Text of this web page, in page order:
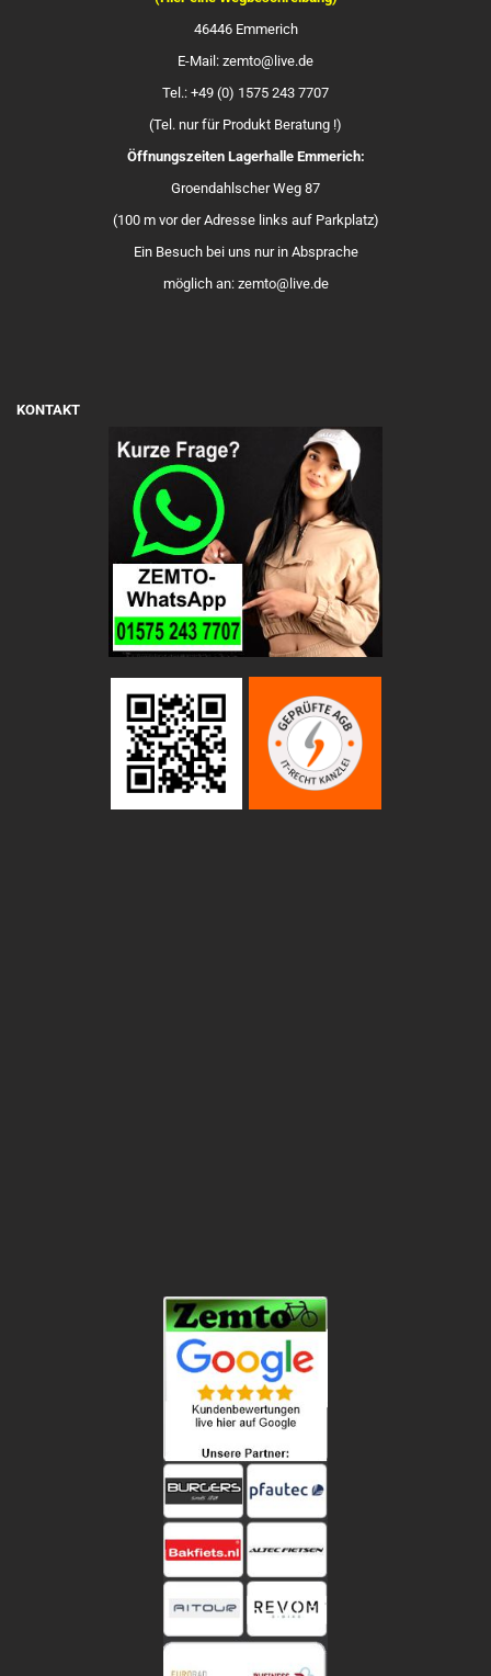
46446 Emmerich
E-Mail: zemto@live.de
Tel.: +49 (0) 1575 243 7707
(Tel. nur für Produkt Beratung !)
Öffnungszeiten Lagerhalle Emmerich:
Groendahlscher Weg 87
(100 m vor der Adresse links auf Parkplatz)
Ein Besuch bei uns nur in Absprache
möglich an: zemto@live.de
KONTAKT